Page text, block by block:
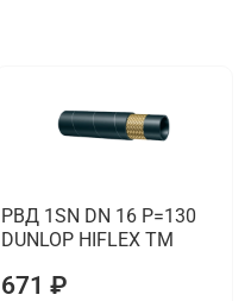
РВД 1SN DN 16 P=130
DUNLOP HIFLEX TM
671 ₽